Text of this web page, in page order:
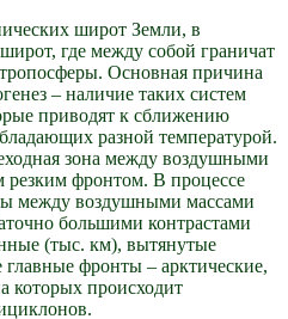
широт Земли, в
где между собой граничат
Основная причина
– наличие таких систем
приводят к сближению
разной температурой.
зона между воздушными
резким фронтом. В процессе
между воздушными массами
большими контрастами
(тыс. км), вытянутые
фронты – арктические,
которых происходит